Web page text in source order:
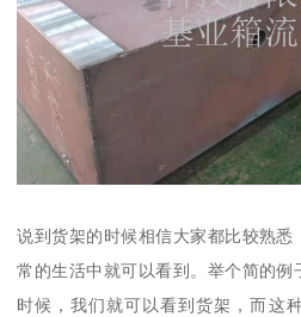
说到货架的时候相信大家都比较熟悉
常的生活中就可以看到。举个简的
时候，我们就可以看到货架，而这